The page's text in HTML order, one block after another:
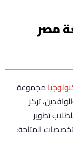
مصر
مجموعة
تركز
تطوير
المتاحة: